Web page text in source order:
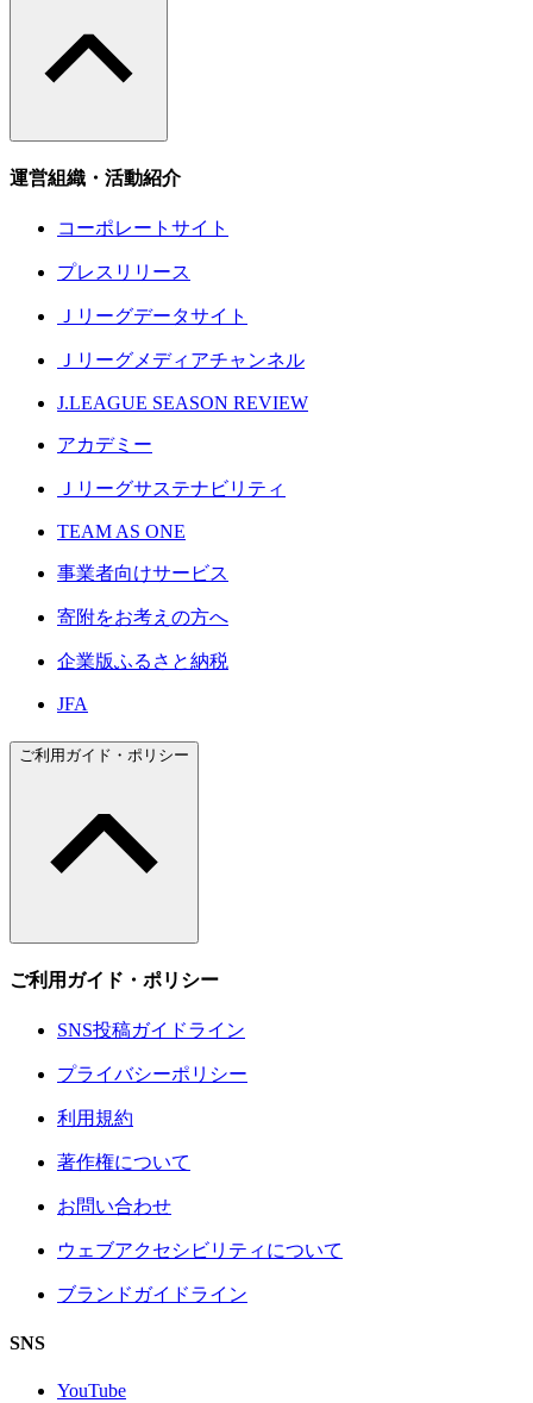
運営組織・活動紹介
コーポレートサイト
プレスリリース
Ｊリーグデータサイト
Ｊリーグメディアチャンネル
J.LEAGUE SEASON REVIEW
アカデミー
Ｊリーグサステナビリティ
TEAM AS ONE
事業者向けサービス
寄附をお考えの方へ
企業版ふるさと納税
JFA
ご利用ガイド・ポリシー
ご利用ガイド・ポリシー
SNS投稿ガイドライン
プライバシーポリシー
利用規約
著作権について
お問い合わせ
ウェブアクセシビリティについて
ブランドガイドライン
SNS
YouTube